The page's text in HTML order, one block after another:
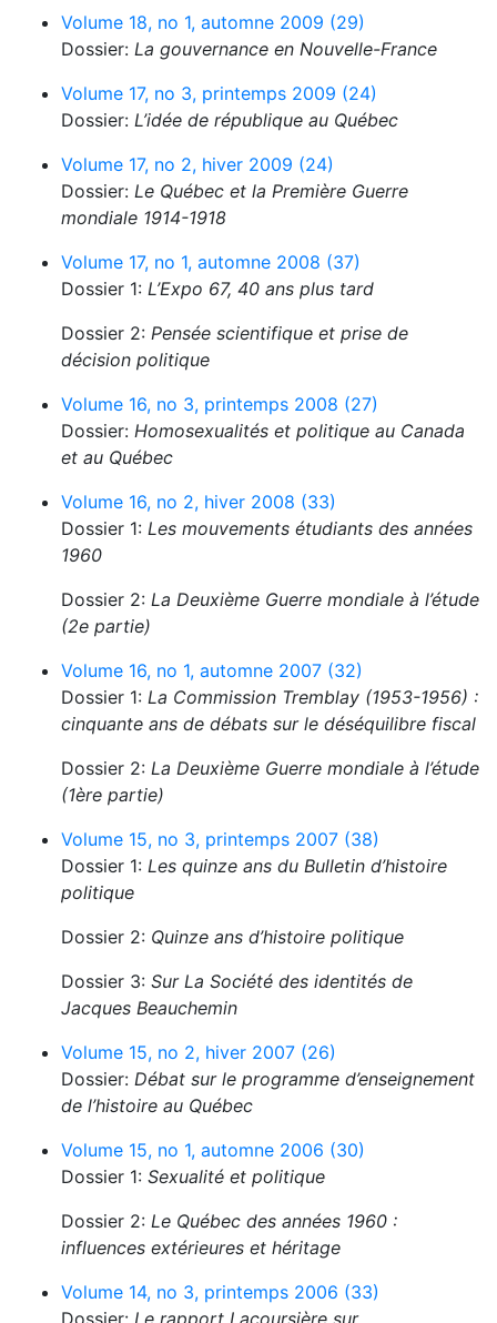
Volume 18, no 1, automne 2009 (29)
Dossier: La gouvernance en Nouvelle-France
Volume 17, no 3, printemps 2009 (24)
Dossier: L’idée de république au Québec
Volume 17, no 2, hiver 2009 (24)
Dossier: Le Québec et la Première Guerre
mondiale 1914-1918
Volume 17, no 1, automne 2008 (37)
Dossier 1: L’Expo 67, 40 ans plus tard
Dossier 2: Pensée scientifique et prise de
décision politique
Volume 16, no 3, printemps 2008 (27)
Dossier: Homosexualités et politique au Canada
et au Québec
Volume 16, no 2, hiver 2008 (33)
Dossier 1: Les mouvements étudiants des années
1960
Dossier 2: La Deuxième Guerre mondiale à l’étude
(2e partie)
Volume 16, no 1, automne 2007 (32)
Dossier 1: La Commission Tremblay (1953-1956) :
cinquante ans de débats sur le déséquilibre fiscal
Dossier 2: La Deuxième Guerre mondiale à l’étude
(1ère partie)
Volume 15, no 3, printemps 2007 (38)
Dossier 1: Les quinze ans du Bulletin d’histoire
politique
Dossier 2: Quinze ans d’histoire politique
Dossier 3: Sur La Société des identités de
Jacques Beauchemin
Volume 15, no 2, hiver 2007 (26)
Dossier: Débat sur le programme d’enseignement
de l’histoire au Québec
Volume 15, no 1, automne 2006 (30)
Dossier 1: Sexualité et politique
Dossier 2: Le Québec des années 1960 :
influences extérieures et héritage
Volume 14, no 3, printemps 2006 (33)
Dossier: Le rapport Lacoursière sur